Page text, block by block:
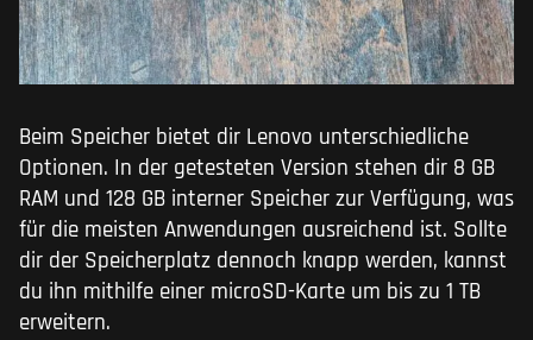
Beim Speicher bietet dir Lenovo unterschiedliche
Optionen. In der getesteten Version stehen dir 8 GB
RAM und 128 GB interner Speicher zur Verfügung, was
für die meisten Anwendungen ausreichend ist. Sollte
dir der Speicherplatz dennoch knapp werden, kannst
du ihn mithilfe einer microSD-Karte um bis zu 1 TB
erweitern.